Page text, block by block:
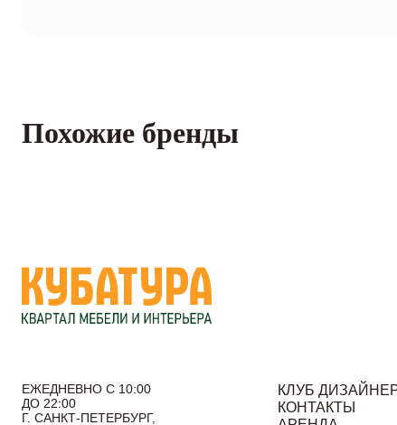
Похожие бренды
ЕЖЕДНЕВНО С 10:00
ДО 22:00
Г. САНКТ-ПЕТЕРБУРГ,
КЛУБ
КОНТАКТЫ